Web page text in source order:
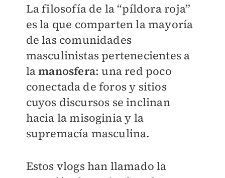
La filosofía de la “píldora roja”
es la que comparten la mayoría
de las comunidades
masculinistas pertenecientes a
lamanosfera: una red poco
conectada de foros y sitios
cuyos discursos se inclinan
hacia la misoginia y la
supremacía masculina.
Estos vlogs han llamado la